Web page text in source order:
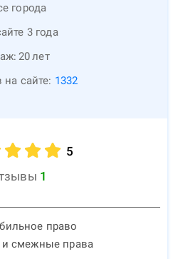
города
3 года
20лет
на сайте: 1332
5
1
право
и смежные права